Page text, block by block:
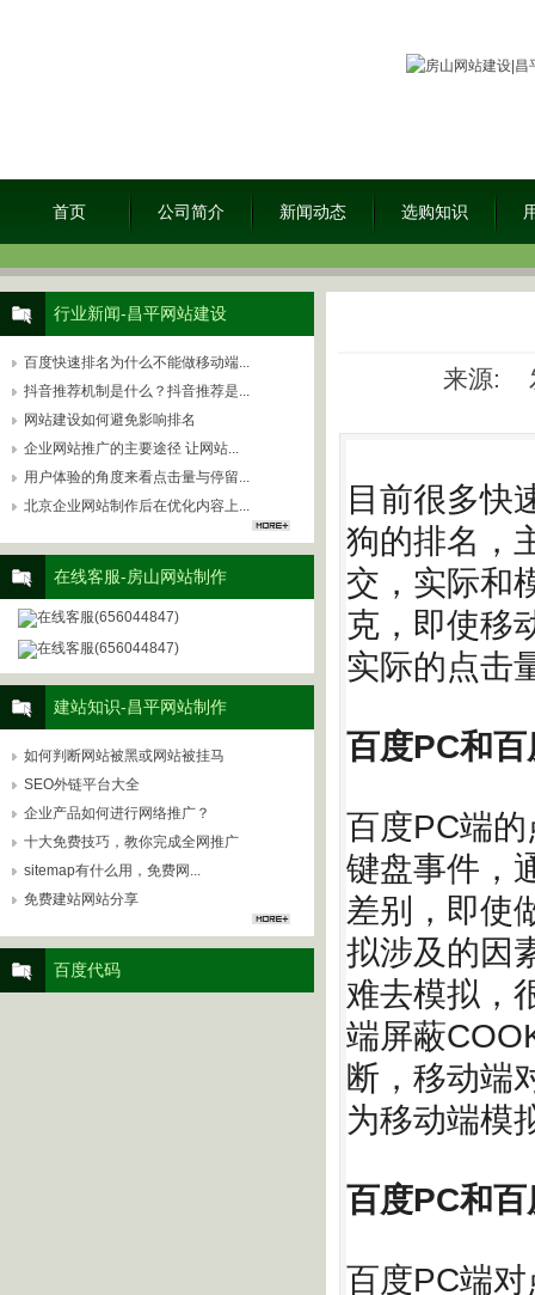
首页 公司简介 新闻动态 选购知识
来源:
目前很多快
狗的排名，
交，实际和
克，即使移
实际的点击
百度PC和
百度PC端
键盘事件，
差别，即使
拟涉及的因
难去模拟，
端屏蔽
断，移动端
为移动端模
百度PC和
百度PC端
行业新闻-昌平网站建设
百度快速排名为什么不能做移动端...
抖音推荐机制是什么？抖音推荐是...
网站建设如何避免影响排名
企业网站推广的主要途径 让网站...
用户体验的角度来看点击量与停留...
北京企业网站制作后在优化内容上...
在线客服-房山网站制作
在线客服(656044847)
在线客服(656044847)
建站知识-昌平网站制作
如何判断网站被黑或网站被挂马
SEO外链平台大全
企业产品如何进行网络推广？
十大免费技巧，教你完成全网推广
sitemap有什么用，免费网...
免费建站网站分享
百度代码